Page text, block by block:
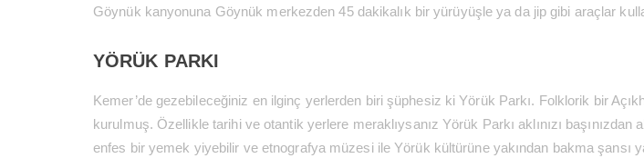
Göynük kanyonuna Göynük merkezden 45 dakikalık bir yürüyüşle ya da jip gibi araçlar
YÖRÜK PARKI
Kemer’de gezebileceğiniz en ilginç yerlerden biri şüphesiz ki Yörük Parkı. Folklorik bir
kurulmuş. Özellikle tarihi ve otantik yerlere meraklıysanız Yörük Parkı aklınızı
enfes bir yemek yiyebilir ve etnografya müzesi ile Yörük kültürüne yakından bakma şansı